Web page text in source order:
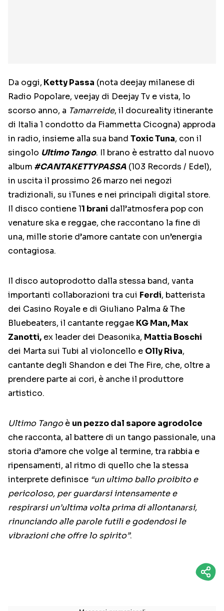
Da oggi, Ketty Passa (nota deejay milanese di
Radio Popolare, veejay di Deejay Tv e vista, lo
scorso anno, a Tamarreide, il docureality itinerante
di Italia 1 condotto da Fiammetta Cicogna) approda
in radio, insieme alla sua band Toxic Tuna, con il
singolo Ultimo Tango. Il brano è estratto dal nuovo
album #CANTAKETTYPASSA (103 Records / Edel),
in uscita il prossimo 26 marzo nei negozi
tradizionali, su iTunes e nei principali digital store.
Il disco contiene 11 brani dall’atmosfera pop con
venature ska e reggae, che raccontano la fine di
una, mille storie d’amore cantate con un’energia
contagiosa.
Il disco autoprodotto dalla stessa band, vanta
importanti collaborazioni tra cui Ferdi, batterista
dei Casino Royale e di Giuliano Palma & The
Bluebeaters, il cantante reggae KG Man, Max
Zanotti, ex leader dei Deasonika, Mattia Boschi
dei Marta sui Tubi al violoncello e Olly Riva,
cantante degli Shandon e dei The Fire, che, oltre a
prendere parte ai cori, è anche il produttore
artistico.
Ultimo Tangoè un pezzo dal sapore agrodolce
che racconta, al battere di un tango passionale, una
storia d’amore che volge al termine, tra rabbia e
ripensamenti, al ritmo di quello che la stessa
interprete definisce “un ultimo ballo proibito e
pericoloso, per guardarsi intensamente e
respirarsi un’ultima volta prima di allontanarsi,
rinunciando alle parole futili e godendosi le
vibrazioni che offre lo spirito”.